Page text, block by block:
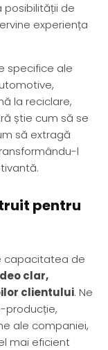
posibilității de
experiența
specifice ale
la reciclare,
știe cum să se
să extragă
l
pentru
capacitatea de
clar,
clientului. Ne
producție,
ale companiei,
mai eficient